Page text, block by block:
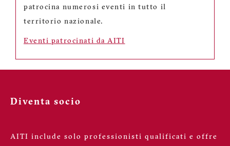
patrocina numerosi eventi in tutto il
territorio nazionale.
Eventi patrocinati da AITI
Diventa socio
AITI include solo professionisti qualificati e offre